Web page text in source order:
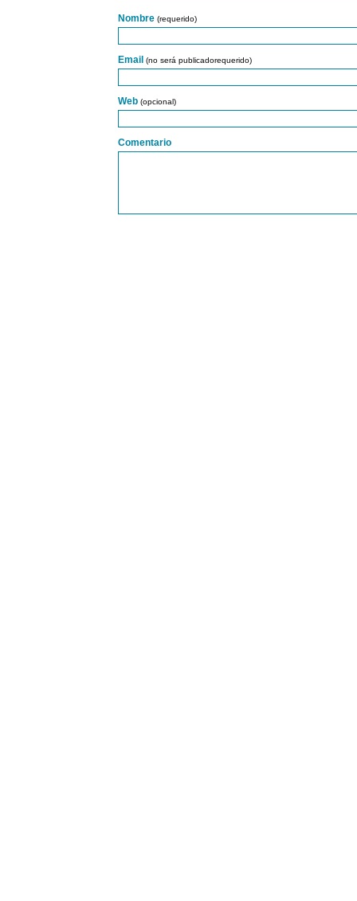
Nombre (requerido)
Email (no será publicadorequerido)
Web (opcional)
Comentario